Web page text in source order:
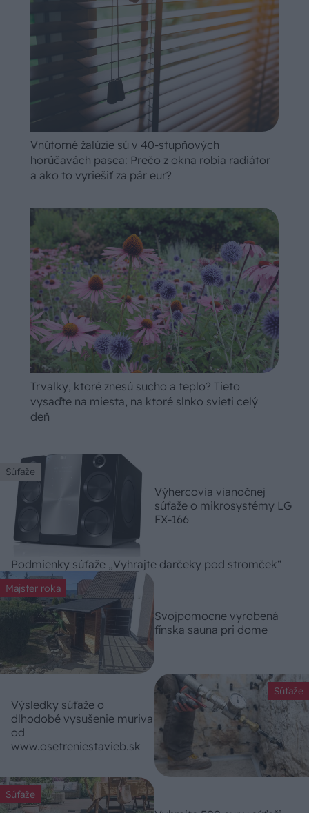
Vnútorné žalúzie sú v 40-stupňových
horúčavách pasca: Prečo z okna robia radiátor
a ako to vyriešiť za pár eur?
Trvalky, ktoré znesú sucho a teplo? Tieto
vysaďte na miesta, na ktoré slnko svieti celý
deň
Súťaže
Výhercovia vianočnej
súťaže o mikrosystémy LG
FX-166
Podmienky súťaže „Vyhrajte darčeky pod stromček“
Majster roka
Svojpomocne vyrobená
fínska sauna pri dome
Súťaže
Výsledky súťaže o
dlhodobé vysušenie muriva
od
www.osetreniestavieb.sk
Súťaže